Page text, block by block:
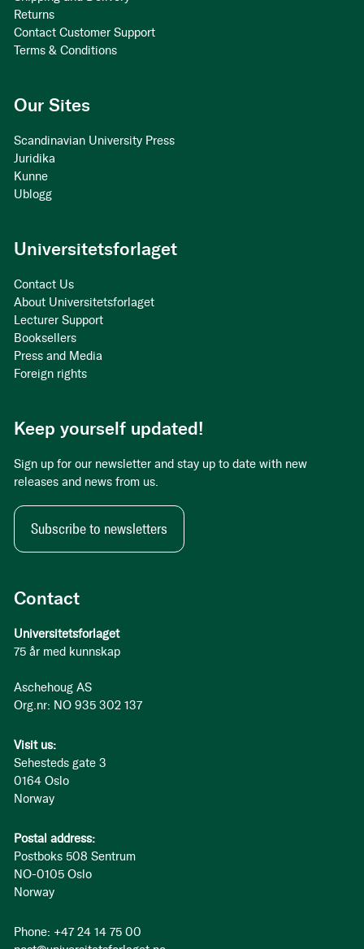
Contact
Universitetsforlaget
75 år med kunnskap
Aschehoug AS
Org.nr: NO 935 302 137
Visit us:
Sehesteds gate 3
0164 Oslo
Norway
Postal address:
Postboks 508 Sentrum
NO-0105 Oslo
Norway
Phone: +47 24 14 75 00
Returns
Contact Customer Support
Terms & Conditions
Our Sites
Scandinavian University Press
Juridika
Kunne
Ublogg
Universitetsforlaget
Contact Us
About Universitetsforlaget
Lecturer Support
Booksellers
Press and Media
Foreign rights
Keep yourself updated!
Sign up for our newsletter and stay up to date with new
releases and news from us.
Subscribe to newsletters